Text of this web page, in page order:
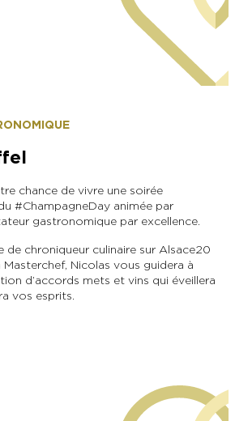
chance de vivre une soirée
#ChampagneDay animée par
gastronomique par excellence.
de chroniqueur culinaire sur Alsace20
Nicolas vous guidera à
d’accords mets et vins qui éveillera
vos esprits.